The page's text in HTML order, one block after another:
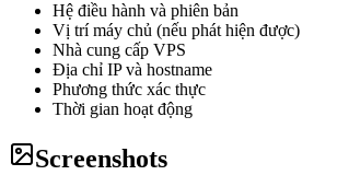
Hệ điều hành và phiên bản
Vị trí máy chủ (nếu phát hiện được)
Nhà cung cấp VPS
Địa chỉ IP và hostname
Phương thức xác thực
Thời gian hoạt động
Screenshots